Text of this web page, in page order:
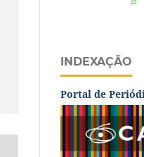
INDEXAÇÃO
Portal de